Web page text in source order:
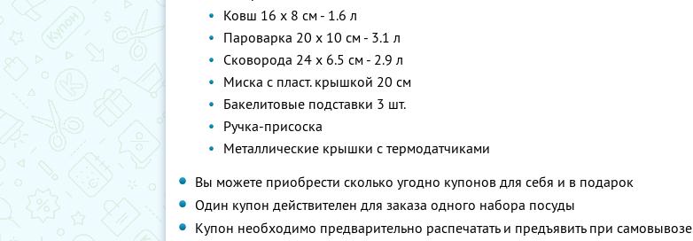
Ковш 16 x 8 см - 1.6 л
Пароварка 20 x 10 см - 3.1 л
Сковорода 24 x 6.5 см - 2.9 л
Миска с пласт. крышкой 20 см
Бакелитовые подставки 3 шт.
Ручка-присоска
Металлические крышки с термодатчиками
Вы можете приобрести сколько угодно купонов для себя и в подарок
Один купон действителен для заказа одного набора посуды
Купон необходимо предварительно распечатать и предъявить при самовывозе